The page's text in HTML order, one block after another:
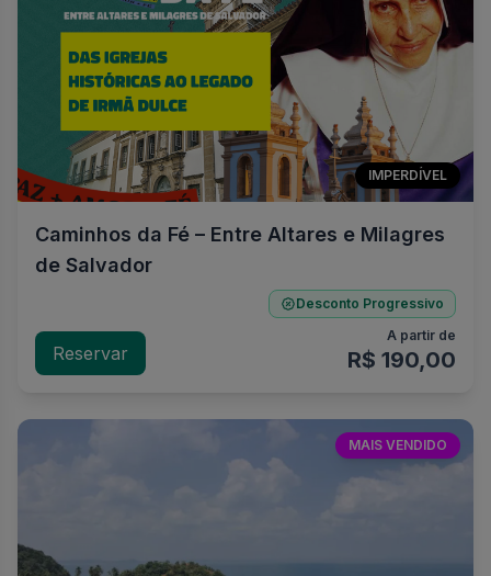
IMPERDÍVEL
Caminhos da Fé – Entre Altares e Milagres
de Salvador
Desconto Progressivo
Reservar
A partir de
R$ 190,00
MAIS VENDIDO